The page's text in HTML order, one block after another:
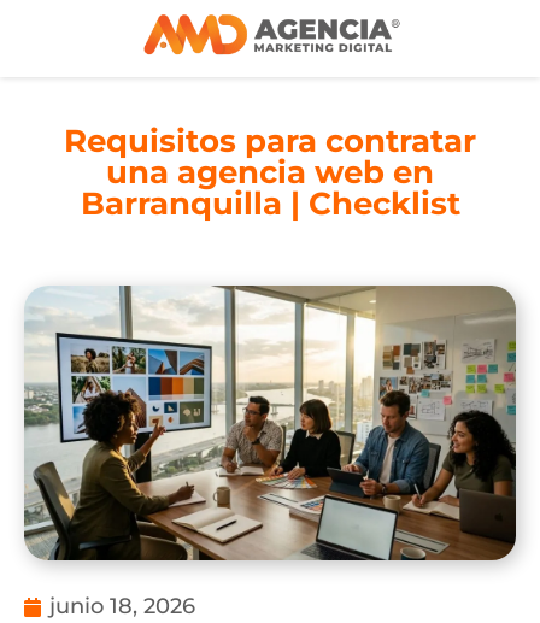
Requisitos para contratar
una agencia web en
Barranquilla | Checklist
junio 18, 2026